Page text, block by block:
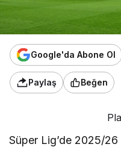
Google'da Abone Ol
Paylaş Beğen
Süper Lig’de 2025/